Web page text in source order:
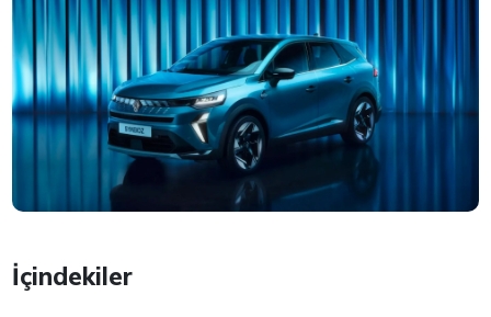
İçindekiler